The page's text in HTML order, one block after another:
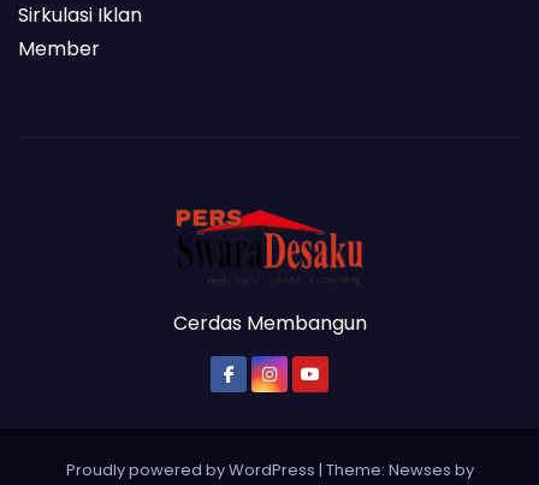
Sirkulasi Iklan
Member
Cerdas Membangun
Proudly powered by WordPress | Theme: Newses by